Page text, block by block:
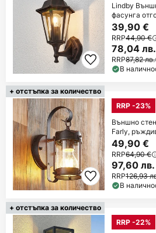
Lindby
фасунга
39,90 €
RRP44,90 €
78,04 лв.
RRP87,82 лв.
В
+ отстъпка за количество
RRP -23%
Външно
Farly,
49,90 €
RRP64,90 €
97,60 лв.
RRP126,93
В
+ отстъпка за количество
RRP -22%